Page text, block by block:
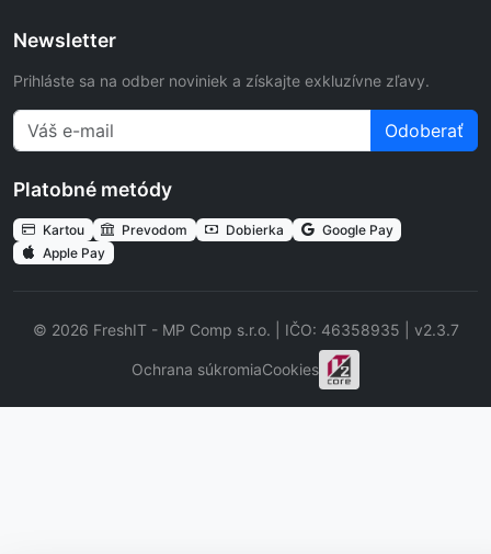
Newsletter
Prihláste sa na odber noviniek a získajte exkluzívne zľavy.
Odoberať
Platobné metódy
Kartou Prevodom Dobierka
Google Pay
Apple Pay
© 2026 FreshIT - MP Comp s.r.o. | IČO: 46358935 | v2.3.7
Ochrana súkromiaCookies